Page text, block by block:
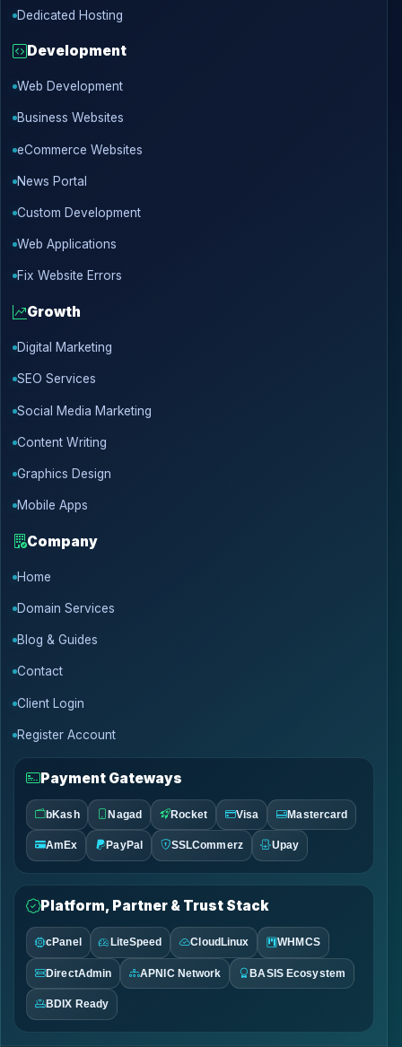
Dedicated Hosting
Development
Web Development
Business Websites
eCommerce Websites
News Portal
Custom Development
Web Applications
Fix Website Errors
Growth
Digital Marketing
SEO Services
Social Media Marketing
Content Writing
Graphics Design
Mobile Apps
Company
Home
Domain Services
Blog & Guides
Contact
Client Login
Register Account
Payment Gateways
bKash Nagad Rocket Visa Mastercard
AmEx PayPal SSLCommerz Upay
Platform, Partner & Trust Stack
cPanel LiteSpeed CloudLinux WHMCS
DirectAdmin APNIC Network BASIS Ecosystem
BDIX Ready